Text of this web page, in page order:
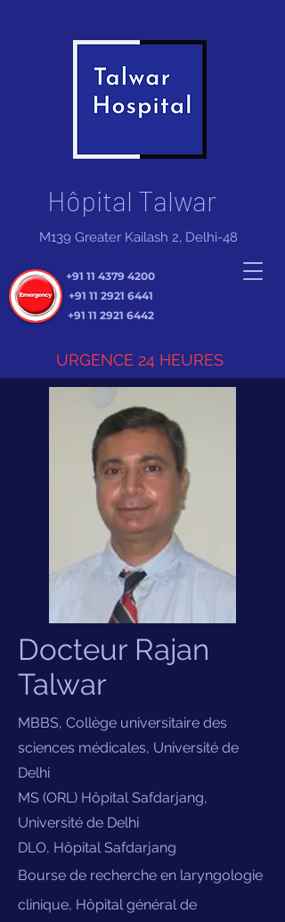
Hôpital Talwar
+91 11 4379 4200
+91 11 2921 6441
+91 11 2921 6442
URGENCE 24 HEURES
M139 Greater Kailash 2, Delhi-48
Docteur Rajan
Talwar
MBBS, Collège universitaire des
sciences médicales, Université de
Delhi
MS (ORL) Hôpital Safdarjang,
Université de Delhi
DLO, Hôpital Safdarjang
Bourse de recherche en laryngologie
clinique, Hôpital général de